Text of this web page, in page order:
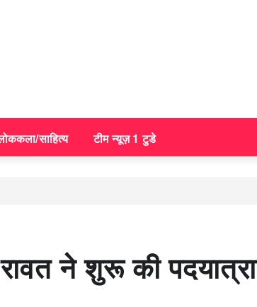
साहित्य टीम न्यूज़ 1 टुडे
ने शुरू की पदयात्रा